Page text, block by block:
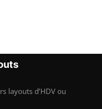
layouts d’HDV ou